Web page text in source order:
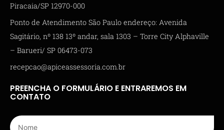
Piracaia/SP 12970-000
Ponto de Atendimento São Paulo endereço: Avenida
Sagitário, nº 138 13º andar, sala 1303 – Torre City Alphaville
– Barueri/ SP 06473-073
recepcao@apiceassessoria.com.br
PREENCHA O FORMULÁRIO E ENTRAREMOS EM
CONTATO